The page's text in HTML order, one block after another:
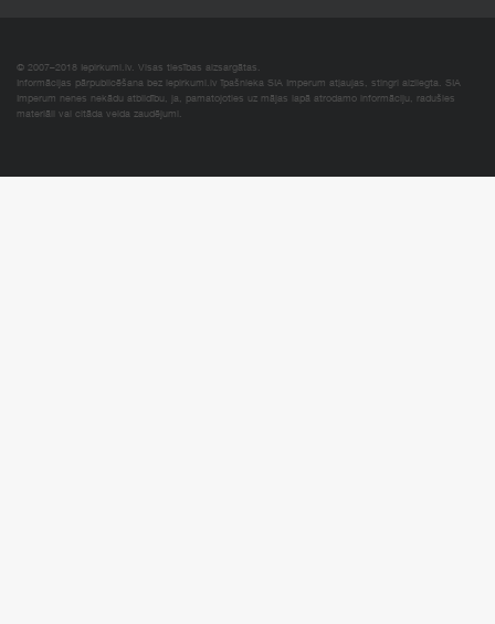
© 2007–2018 Iepirkumi.lv. Visas tiesības aizsargātas.
Informācijas pārpublicēšana bez iepirkumi.lv īpašnieka SIA Imperum atļaujas, stingri aizliegta. SIA
Imperum nenes nekādu atbildību, ja, pamatojoties uz mājas lapā atrodamo informāciju, radušies
materiāli vai citāda veida zaudējumi.